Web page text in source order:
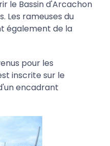
le Bassin d'Arcachon
Les rameuses du
également de la
pour les
inscrite sur le
encadrant